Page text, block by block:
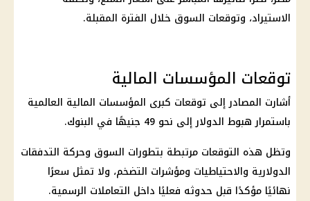
الاستيراد، وتوقعات السوق خلال الفترة المقبلة.
توقعات المؤسسات المالية
أشارت المصادر إلى توقعات كبرى المؤسسات المالية العالمية
باستمرار هبوط الدولارإلى نحو 49 جنيهًا في البنوك.
وتظل هذه التوقعات مرتبطة بتطورات السوق وحركة التدفقات
الدولارية والاحتياطيات ومؤشرات التضخم، ولا تمثل سعرًا
نهائيًا مؤكدًا قبل حدوثه فعليًا داخل التعاملات الرسمية.